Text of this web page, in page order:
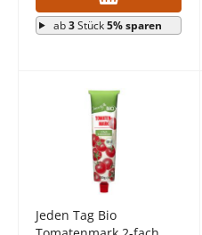
ab3Stück5% sparen
Jeden Tag Bio